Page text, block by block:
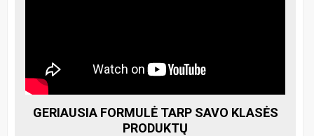
GERIAUSIA FORMULĖ TARP SAVO KLASĖS
PRODUKTŲ